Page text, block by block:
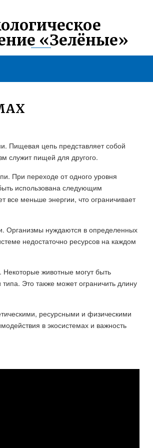
«Зелёные»
Пищевая цепь представляет собой
служит пищей для другого.
При переходе от одного уровня
использована следующим
меньше энергии, что ограничивает
Организмы нуждаются в определенных
недостаточно ресурсов на каждом
животные могут быть
Это также может ограничить длину
ресурсными и физическими
в экосистемах и важность